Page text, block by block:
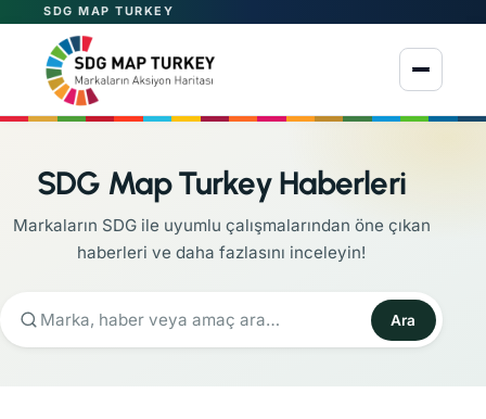
SDG MAP TURKEY
Menüyü aç
SDG Map Turkey Haberleri
Markaların SDG ile uyumlu çalışmalarından öne çıkan
haberleri ve daha fazlasını inceleyin!
Ara